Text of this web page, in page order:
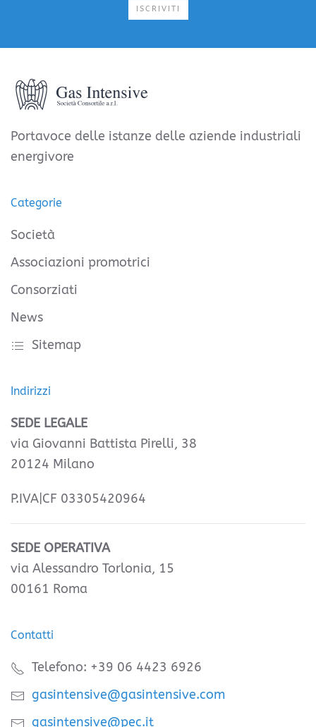
ISCRIVITI
Portavoce delle istanze delle aziende industriali
energivore
Categorie
Società
Associazioni promotrici
Consorziati
News
Sitemap
Indirizzi
SEDE LEGALE
via Giovanni Battista Pirelli, 38
20124 Milano
P.IVA|CF 03305420964
SEDE OPERATIVA
via Alessandro Torlonia, 15
00161 Roma
Contatti
Telefono: +39 06 4423 6926
gasintensive@gasintensive.com
gasintensive@pec.it